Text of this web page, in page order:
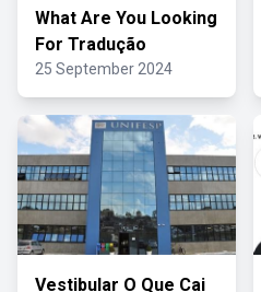
What Are You Looking
For Tradução
25 September 2024
Vestibular O Que Cai